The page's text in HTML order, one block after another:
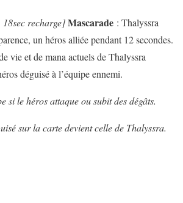
recharge]Mascarade : Thalyssra
un héros alliée pendant 12 secondes.
vie et de mana actuels de Thalyssra
déguisé à l’équipe ennemi.
si le héros attaque ou subit des dégâts.
sur la carte devient celle de Thalyssra.